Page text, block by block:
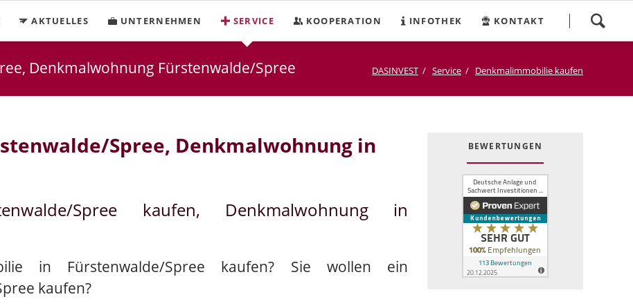
überspringen
AKTUELLES UNTERNEHMEN SERVICE KOOPERATION INFOTHEK KONTAKT
Denkmalwohnung Fürstenwalde/Spree DASINVEST Service Denkmalimmobilie kaufen
Spree, Denkmalwohnung in
Spree kaufen, Denkmalwohnung in
in Fürstenwalde/Spree kaufen? Sie wollen ein
kaufen?
BEWERTUNGEN